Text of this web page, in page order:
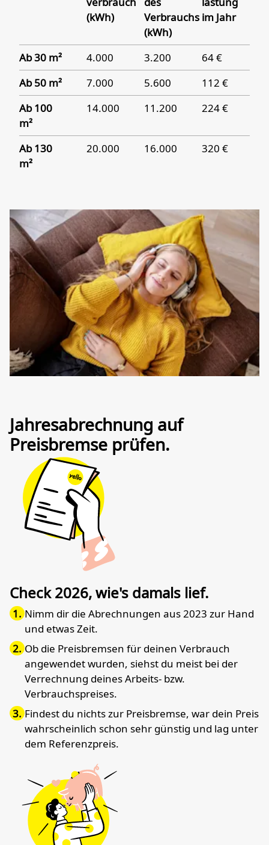
(kWh)
Verbrauchs
(kWh)
im Jahr
Ab 30 m² 4.000 3.200
64 €
Ab 50 m²
7.000 5.600
112 €
Ab 100
m²
14.000 11.200 224 €
Ab 130
m²
20.000 16.000 320 €
Jahresabrechnung auf
Preisbremse prüfen.
Check 2026, wie's damals lief.
Nimm dir die Abrechnungen aus 2023 zur Hand
und etwas Zeit.
Ob die Preisbremsen für deinen Verbrauch
angewendet wurden, siehst du meist bei der
Verrechnung deines Arbeits- bzw.
Verbrauchspreises.
Findest du nichts zur Preisbremse, war dein Preis
wahrscheinlich schon sehr günstig und lag unter
dem Referenzpreis.